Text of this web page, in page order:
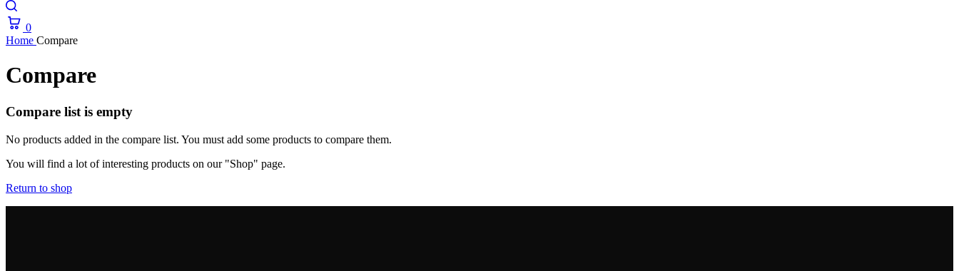
0
Home Compare
Compare
Compare list is empty
No products added in the compare list. You must add some products to compare them.
You will find a lot of interesting products on our "Shop" page.
Return to shop